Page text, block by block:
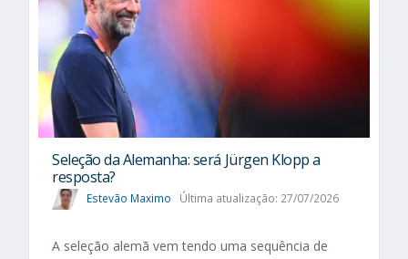
Seleção da Alemanha: será Jürgen Klopp a
resposta?
Estevão Maximo Última atualização: 27/07/2026
A seleção alemã vem tendo uma sequência de